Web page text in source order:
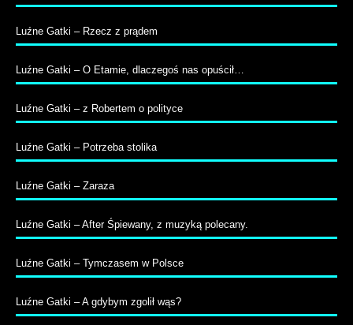
Luźne Gatki – Rzecz z prądem
Luźne Gatki – O Etamie, dlaczegoś nas opuścił…
Luźne Gatki – z Robertem o polityce
Luźne Gatki – Potrzeba stolika
Luźne Gatki – Zaraza
Luźne Gatki – After Śpiewany, z muzyką polecany.
Luźne Gatki – Tymczasem w Polsce
Luźne Gatki – A gdybym zgolił wąs?